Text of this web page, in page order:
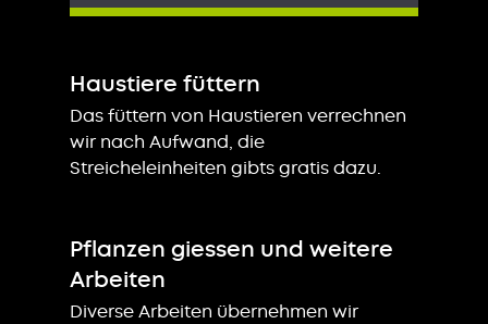
Haustiere füttern
Das füttern von Haustieren verrechnen
wir nach Aufwand, die
Streicheleinheiten gibts gratis dazu.
Pflanzen giessen und weitere
Arbeiten
Diverse Arbeiten übernehmen wir